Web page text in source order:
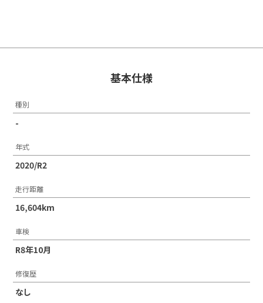
基本仕様
種別
-
年式
2020/R2
走行距離
16,604km
車検
R8年10月
修復歴
なし